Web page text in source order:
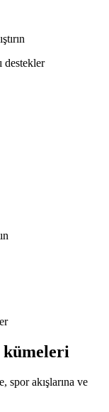
destekler
kümeleri
spor akışlarına ve